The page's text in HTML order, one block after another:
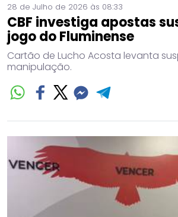
28 de Julho de 2026 às 08:33
CBF investiga apostas
jogo do Fluminense
Cartão de Lucho Acosta levanta
manipulação.